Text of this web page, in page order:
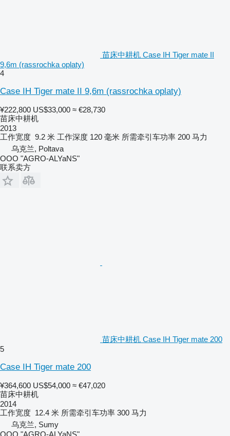
苗床中耕机 Case IH Tiger mate II
9,6m (rassrochka oplaty)
4
Case IH Tiger mate II 9,6m (rassrochka oplaty)
¥222,800 US$33,000 ≈ €28,730
苗床中耕机
2013
工作宽度 9.2 米 工作深度 120 毫米 所需牵引车功率 200 马力
乌克兰, Poltava
OOO "AGRO-ALYaNS"
联系卖方
苗床中耕机 Case IH Tiger mate 200
5
Case IH Tiger mate 200
¥364,600 US$54,000 ≈ €47,020
苗床中耕机
2014
工作宽度 12.4 米 所需牵引车功率 300 马力
乌克兰, Sumy
OOO "AGRO-ALYaNS"